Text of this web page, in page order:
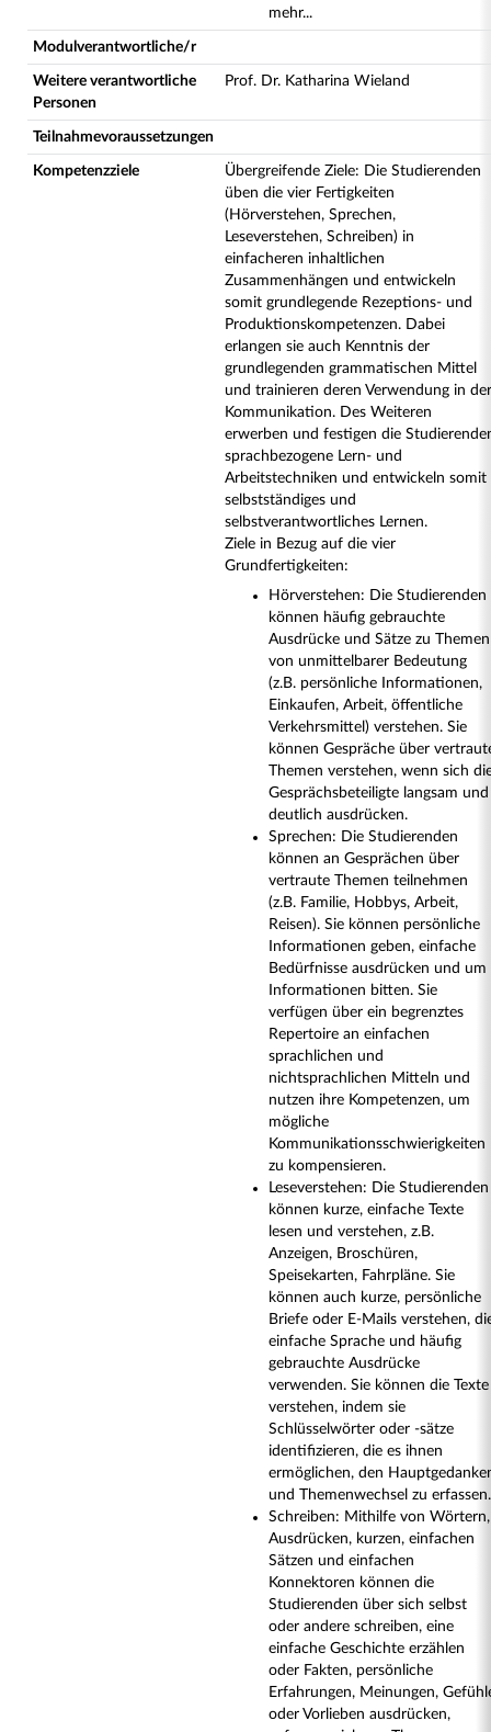
mehr...
Modulverantwortliche/r
Weitere verantwortliche
Personen
Prof. Dr. Katharina Wieland
Teilnahmevoraussetzungen
Kompetenzziele
Übergreifende Ziele: Die Studierenden
üben die vier Fertigkeiten
(Hörverstehen, Sprechen,
Leseverstehen, Schreiben) in
einfacheren inhaltlichen
Zusammenhängen und entwickeln
somit grundlegende Rezeptions- und
Produktionskompetenzen. Dabei
erlangen sie auch Kenntnis der
grundlegenden grammatischen Mittel
und trainieren deren Verwendung in der
Kommunikation. Des Weiteren
erwerben und festigen die
sprachbezogene Lern- und
Arbeitstechniken und entwickeln somit
selbstständiges und
selbstverantwortliches Lernen.
Ziele in Bezug auf die vier
Grundfertigkeiten:
Hörverstehen: Die Studierenden
können häufig gebrauchte
Ausdrücke und Sätze zu Themen
von unmittelbarer Bedeutung
(z.B. persönliche Informationen,
Einkaufen, Arbeit, öffentliche
Verkehrsmittel) verstehen. Sie
können Gespräche über
Themen verstehen, wenn sich
Gesprächsbeteiligte langsam und
deutlich ausdrücken.
Sprechen: Die Studierenden
können an Gesprächen über
vertraute Themen teilnehmen
(z.B. Familie, Hobbys, Arbeit,
Reisen). Sie können persönliche
Informationen geben, einfache
Bedürfnisse ausdrücken und um
Informationen bitten. Sie
verfügen über ein begrenztes
Repertoire an einfachen
sprachlichen und
nichtsprachlichen Mitteln und
nutzen ihre Kompetenzen, um
mögliche
Kommunikationsschwierigkeiten
zu kompensieren.
Leseverstehen: Die Studierenden
können kurze, einfache Texte
lesen und verstehen, z.B.
Anzeigen, Broschüren,
Speisekarten, Fahrpläne. Sie
können auch kurze, persönliche
Briefe oder E-Mails verstehen,
einfache Sprache und häufig
gebrauchte Ausdrücke
verwenden. Sie können die Texte
verstehen, indem sie
Schlüsselwörter oder -sätze
identifizieren, die es ihnen
ermöglichen, den
und Themenwechsel zu erfassen.
Schreiben: Mithilfe von Wörtern,
Ausdrücken, kurzen, einfachen
Sätzen und einfachen
Konnektoren können die
Studierenden über sich selbst
oder andere schreiben, eine
einfache Geschichte erzählen
oder Fakten, persönliche
Erfahrungen, Meinungen,
oder Vorlieben ausdrücken,